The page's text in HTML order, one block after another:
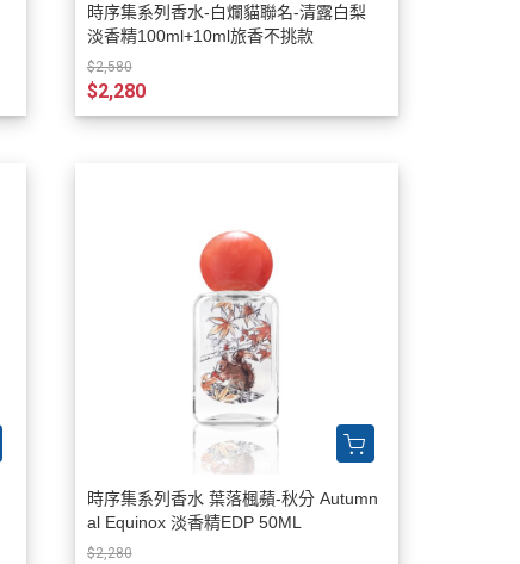
時序集系列香水-白爛貓聯名-清露白梨
淡香精100ml+10ml旅香不挑款
$2,580
$2,280
時序集系列香水 葉落楓蘋-秋分 Autumn
al Equinox 淡香精EDP 50ML
$2,280